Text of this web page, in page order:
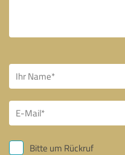
Bitte um Rückruf